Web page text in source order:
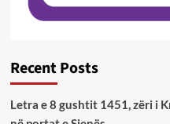
Recent Posts
Letra e 8 gushtit 1451, zëri i